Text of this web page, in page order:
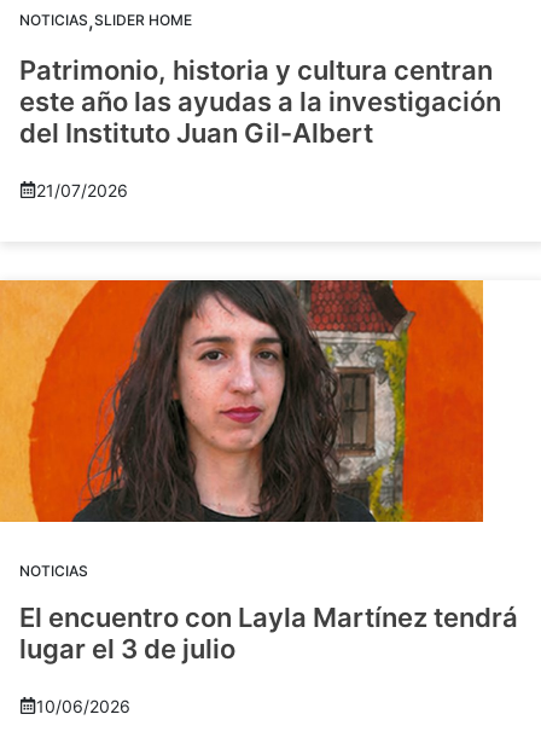
NOTICIAS,SLIDER HOME
Patrimonio, historia y cultura centran
este año las ayudas a la investigación
del Instituto Juan Gil-Albert
21/07/2026
NOTICIAS
El encuentro con Layla Martínez tendrá
lugar el 3 de julio
10/06/2026